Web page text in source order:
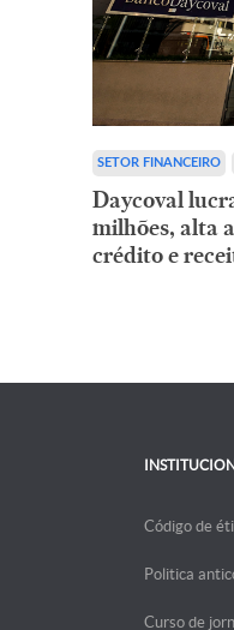
SETOR FINANCEIRO
Daycoval
milhões, alta
crédito e
Código de
Politica
Curso de